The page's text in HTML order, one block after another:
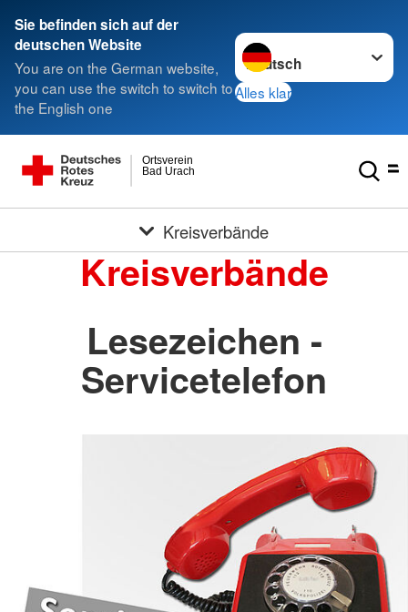
Sie befinden sich auf der
deutschen Website
You are on the German website,
you can use the switch to switch to
the English one
Sprache wechseln zu
Alles klar
Bad Urach
Ortsverein
Kreisverbände
Kreisverbände
Lesezeichen -
Servicetelefon